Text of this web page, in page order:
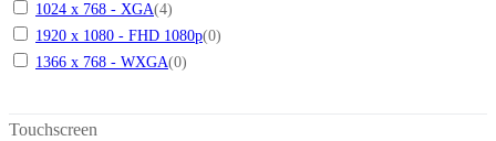
1024 x 768 - XGA(4)
1920 x 1080 - FHD 1080p(0)
1366 x 768 - WXGA(0)
Touchscreen